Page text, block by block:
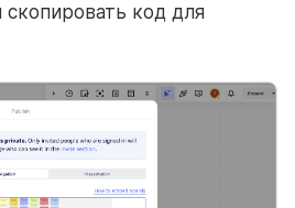
скопировать код для